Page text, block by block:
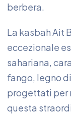
berbera.
La kasbah Ait
eccezionale
sahariana,
fango, legno
progettati per
questa